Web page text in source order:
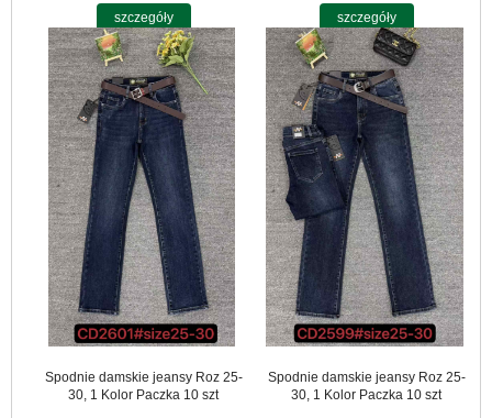
szczegóły szczegóły
Spodnie damskie jeansy Roz 25-
30, 1 Kolor Paczka 10 szt
Spodnie damskie jeansy Roz 25-
30, 1 Kolor Paczka 10 szt